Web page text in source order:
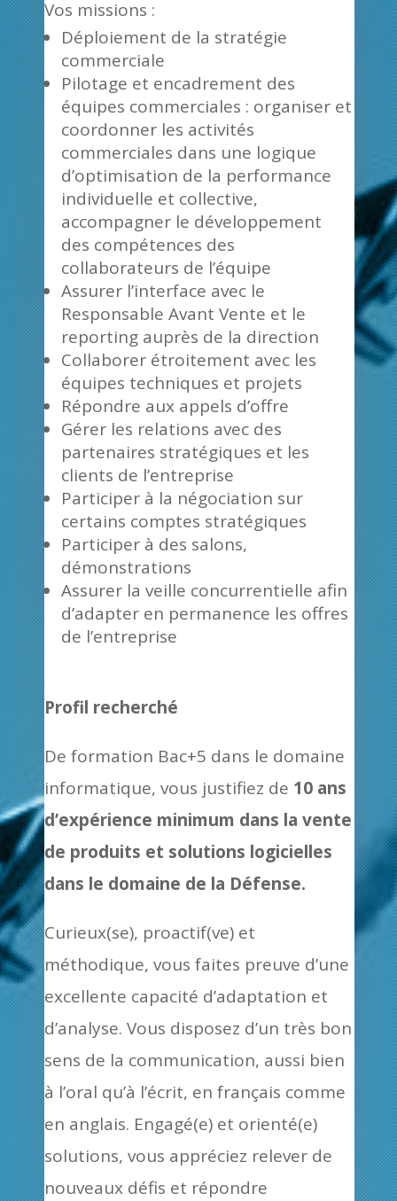
Vos missions :
Déploiement de la stratégie
commerciale
Pilotage et encadrement des
équipes commerciales : organiser et
coordonner les activités
commerciales dans une logique
d’optimisation de la performance
individuelle et collective,
accompagner le développement
des compétences des
collaborateurs de l’équipe
Assurer l’interface avec le
Responsable Avant Vente et le
reporting auprès de la direction
Collaborer étroitement avec les
équipes techniques et projets
Répondre aux appels d’offre
Gérer les relations avec des
partenaires stratégiques et les
clients de l’entreprise
Participer à la négociation sur
certains comptes stratégiques
Participer à des salons,
démonstrations
Assurer la veille concurrentielle afin
d’adapter en permanence les offres
de l’entreprise
Profil recherché
De formation Bac+5 dans le domaine
informatique, vous justifiez de 10 ans
d’expérience minimum dans la vente
de produits et solutions logicielles
dans le domaine de la Défense.
Curieux(se), proactif(ve) et
méthodique, vous faites preuve d’une
excellente capacité d’adaptation et
d’analyse. Vous disposez d’un très bon
sens de la communication, aussi bien
à l’oral qu’à l’écrit, en français comme
en anglais. Engagé(e) et orienté(e)
solutions, vous appréciez relever de
nouveaux défis et répondre